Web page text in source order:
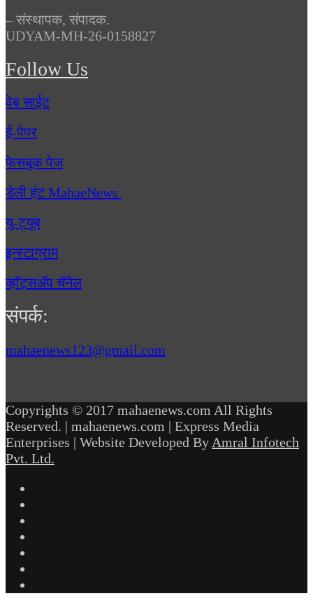
– संस्थापक, संपादक.
UDYAM-MH-26-0158827
Follow Us
वेब साईट
ई-पेपर
फेसबूक पेज
डेली हंट MahaeNews
यु-ट्यूब
इन्स्टाग्राम
व्हॉट्सॲप चॅनेल
संपर्क:
mahaenews123@gmail.com
Copyrights © 2017 mahaenews.com All Rights
Reserved. | mahaenews.com | Express Media
Enterprises | Website Developed By Amral Infotech
Pvt. Ltd.